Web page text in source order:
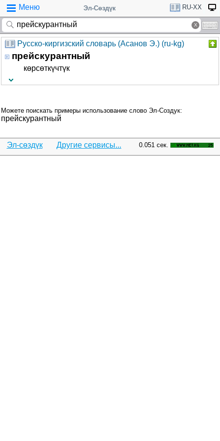
Меню Эл-Сөздүк RU-XX
Русско-киргизский словарь (Асанов Э.) (ru-kg)
прейскурантный
көрсөткүчтүк
Можете поискать примеры использование слово Эл-Создук:
прейскурантный
Эл-сөздүк Другие сервисы... 0.051 сек.